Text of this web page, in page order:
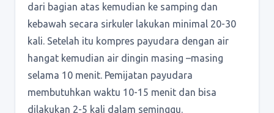
dari bagian atas kemudian ke samping dan
kebawah secara sirkuler lakukan minimal 20-30
kali. Setelah itu kompres payudara dengan air
hangat kemudian air dingin masing –masing
selama 10 menit. Pemijatan payudara
membutuhkan waktu 10-15 menit dan bisa
dilakukan 2-5 kali dalam seminggu.